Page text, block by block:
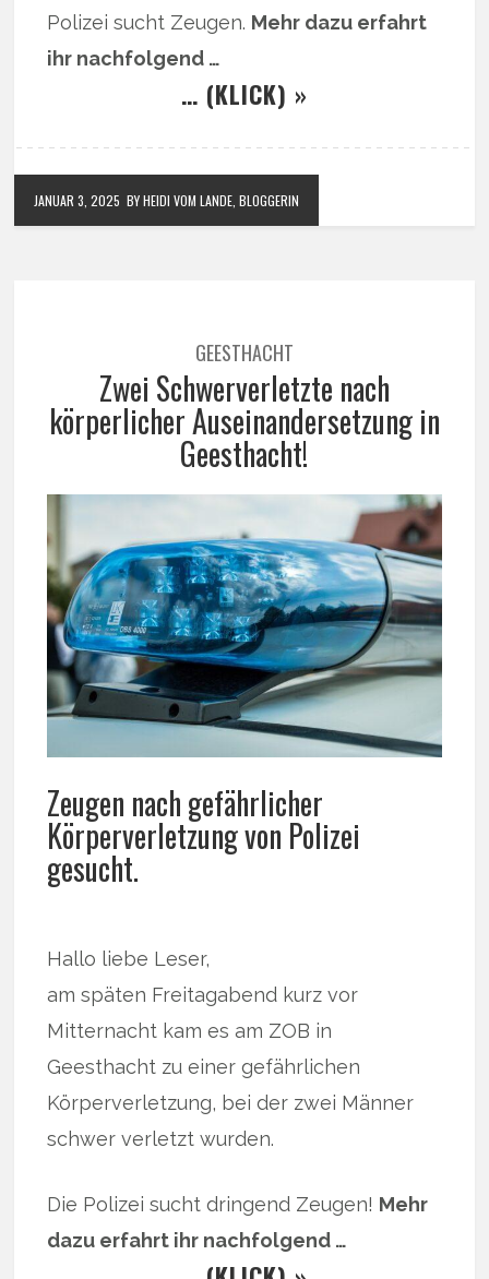
Polizei sucht Zeugen. Mehr dazu erfahrt
ihr nachfolgend …
… (KLICK) »
JANUAR 3, 2025 BY HEIDI VOM LANDE, BLOGGERIN
GEESTHACHT
Zwei Schwerverletzte nach
körperlicher Auseinandersetzung in
Geesthacht!
Zeugen nach gefährlicher
Körperverletzung von Polizei
gesucht.
Hallo liebe Leser,
am späten Freitagabend kurz vor
Mitternacht kam es am ZOB in
Geesthacht zu einer gefährlichen
Körperverletzung, bei der zwei Männer
schwer verletzt wurden.
Die Polizei sucht dringend Zeugen! Mehr
dazu erfahrt ihr nachfolgend …